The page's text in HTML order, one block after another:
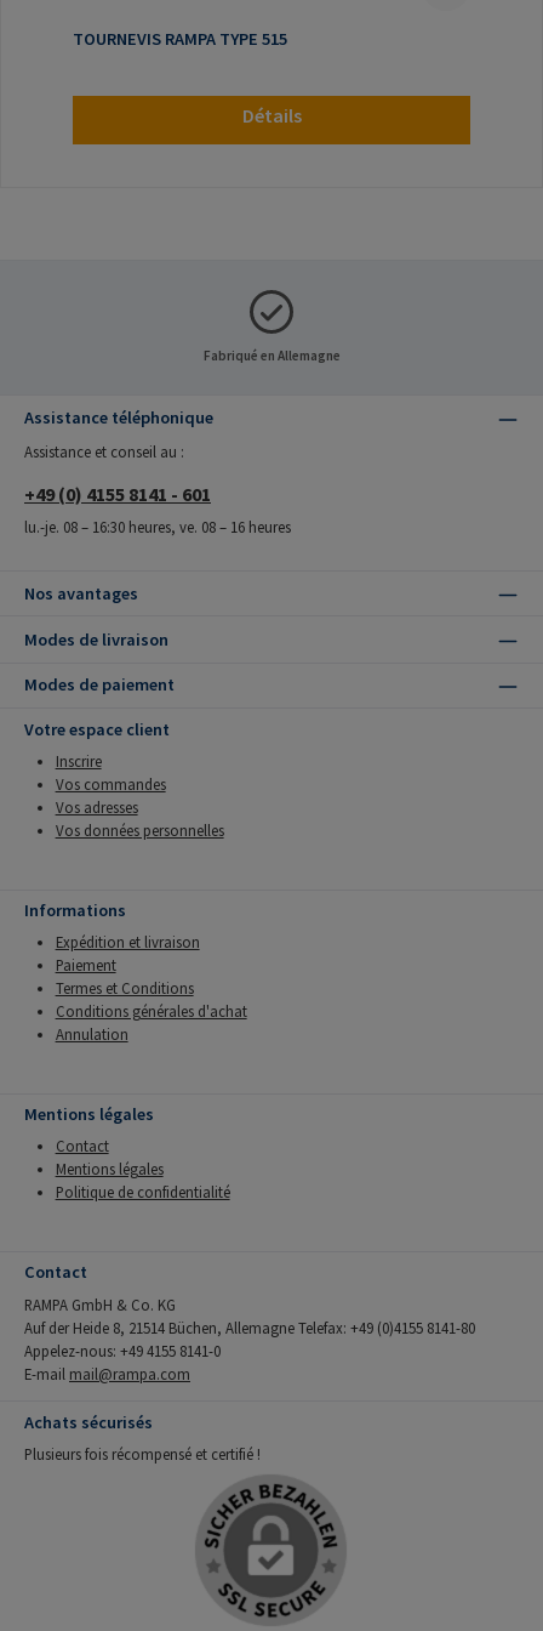
TOURNEVIS RAMPA TYPE 515
Détails
Fabriqué en Allemagne
Assistance téléphonique
Assistance et conseil au :
+49 (0) 4155 8141 - 601
lu.-je. 08 – 16:30 heures, ve. 08 – 16 heures
Nos avantages
Modes de livraison
Modes de paiement
Votre espace client
Inscrire
Vos commandes
Vos adresses
Vos données personnelles
Informations
Expédition et livraison
Paiement
Termes et Conditions
Conditions générales d'achat
Annulation
Mentions légales
Contact
Mentions légales
Politique de confidentialité
Contact
RAMPA GmbH & Co. KG
Auf der Heide 8, 21514 Büchen, Allemagne Telefax: +49 (0)4155 8141-80
Appelez-nous: +49 4155 8141-0
E-mail mail@rampa.com
Achats sécurisés
Plusieurs fois récompensé et certifié !